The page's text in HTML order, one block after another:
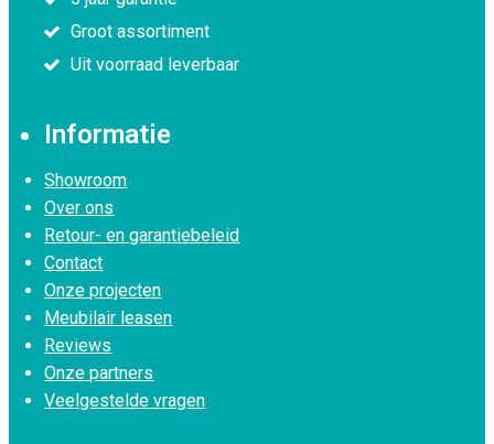
Groot assortiment
Uit voorraad leverbaar
Informatie
Showroom
Over ons
Retour- en garantiebeleid
Contact
Onze projecten
Meubilair leasen
Reviews
Onze partners
Veelgestelde vragen